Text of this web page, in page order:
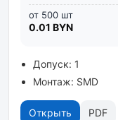
от 500 шт
0.01 BYN
Допуск: 1
Монтаж: SMD
Открыть PDF